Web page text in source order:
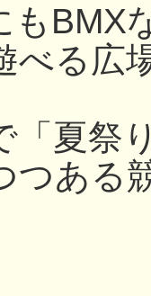
もBMX
べる広
「夏祭
つある